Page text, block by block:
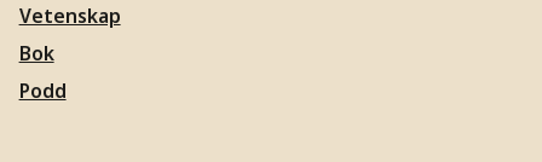
Vetenskap
Bok
Podd